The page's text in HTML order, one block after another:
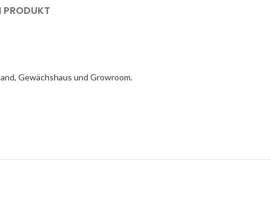
PRODUKT
Gewächshaus und Growroom.